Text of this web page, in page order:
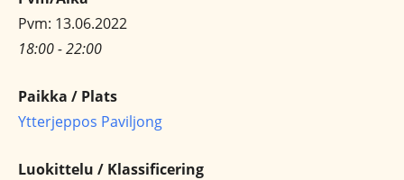
Pvm: 13.06.2022
18:00 - 22:00
Paikka / Plats
Ytterjeppos Paviljong
Luokittelu / Klassificering